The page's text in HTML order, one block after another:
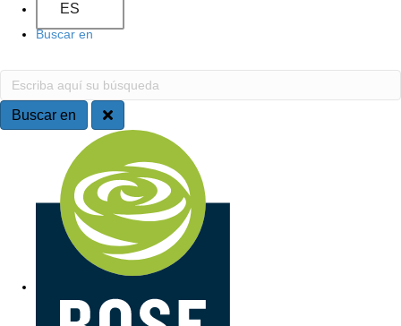
ES
Buscar en
Buscar en
Escriba aquí su búsqueda
Buscar en
Navegación del sitio